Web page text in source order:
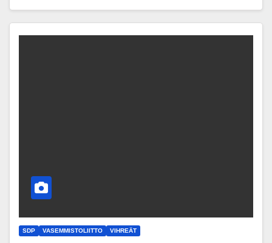
SDP VASEMMISTOLIITTO VIHREÄT